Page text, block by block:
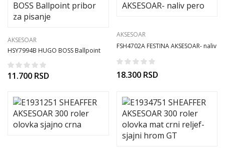
AKSESOAR
HSY7994B HUGO BOSS Ballpoint
pribor za pisanje
11.700 RSD
AKSESOAR
FSH4702A FESTINA AKSESOAR- naliv
18.300 RSD